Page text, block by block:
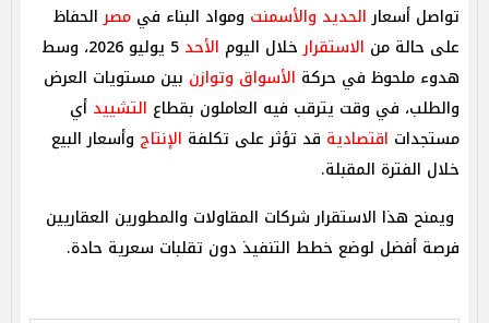
تواصل أسعارالحديد والأسمنت ومواد البناء في مصرالحفاظ
على حالة من الاستقرارخلال اليوم الأحد
5 يوليو 2026، وسط
هدوء ملحوظ في حركة الأسواق وتوازن بين مستويات العرض
والطلب، في وقت يترقب فيه العاملون بقطاع التشييد أي
مستجدات اقتصادية قد تؤثر على تكلفة الإنتاج وأسعار البيع
خلال الفترة المقبلة.
ويمنح هذا الاستقرار شركات المقاولات والمطورين العقاريين
فرصة أفضل لوضع خطط التنفيذ دون تقلبات سعرية حادة.